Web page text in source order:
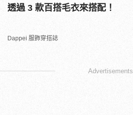
透過 3 款百搭毛衣來搭配！
Dappei 服飾穿搭誌
Advertisements